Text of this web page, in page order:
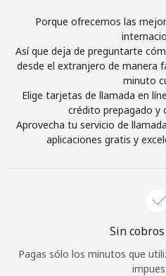
Iniciar
o
Porque ofrecemos las
Así que deja de preguntarte
desde el extranjero de manera
minuto
Elige tarjetas de llamada en
crédito prepagado y
Aprovecha tu servicio de
aplicaciones gratis y
Sin
Pagas sólo los minutos que